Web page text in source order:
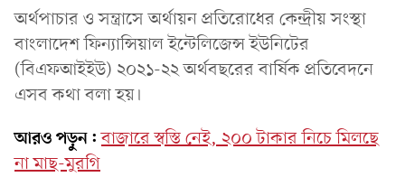
অর্থপাচার ও সন্ত্রাসে অর্থায়ন প্রতিরোধের কেন্দ্রীয় সংস্থা
বাংলাদেশ ফিন্যান্সিয়াল ইন্টেলিজেন্স ইউনিটের
(বিএফআইইউ) ২০২১-২২ অর্থবছরের বার্ষিক প্রতিবেদনে
এসব কথা বলা হয়।
আরও পড়ুন: বাজারে স্বস্তি নেই, ২০০ টাকার নিচে মিলছে
না মাছ-মুরগি